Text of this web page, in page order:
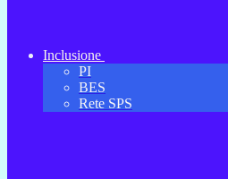
Inclusione
PI
BES
Rete SPS